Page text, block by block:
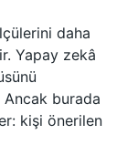
daha
Yapay zekâ
burada
kişi önerilen